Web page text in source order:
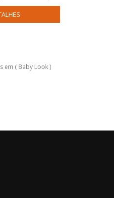
em ( Baby Look )